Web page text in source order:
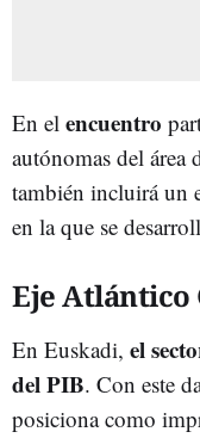
En el encuentro
autónomas del
también incluirá un
en la que se
Eje Atlántico
En Euskadi, el
del PIB. Con este
posiciona como